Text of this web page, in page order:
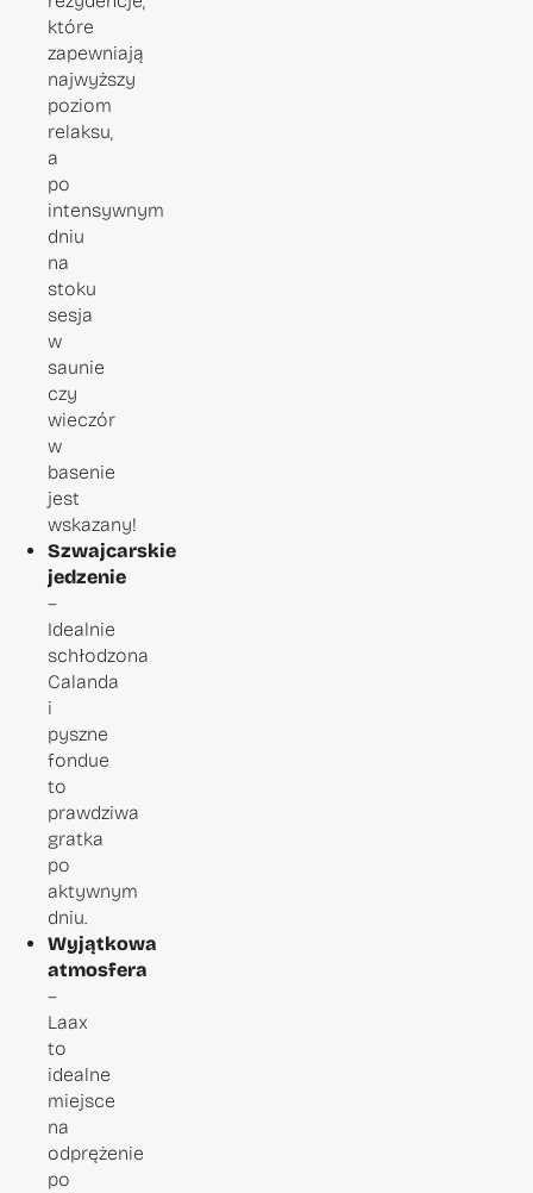
które
zapewniają
najwyższy
poziom
relaksu,
a
po
intensywnym
dniu
na
stoku
sesja
w
saunie
czy
wieczór
w
basenie
jest
wskazany!
Szwajcarskie
jedzenie
–
Idealnie
schłodzona
Calanda
i
pyszne
fondue
to
prawdziwa
gratka
po
aktywnym
dniu.
Wyjątkowa
atmosfera
–
Laax
to
idealne
miejsce
na
odprężenie
po